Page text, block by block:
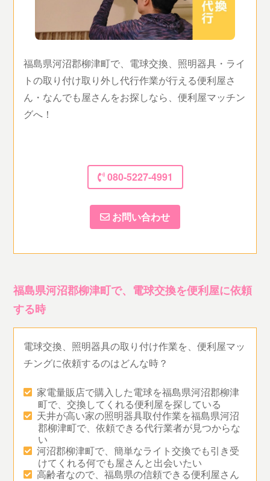
福島県河沼郡柳津町で、電球交換、照明器具・ライ
トの取り付け取り外し代行作業が行える便利屋さ
ん・なんでも屋さんをお探しなら、便利屋マッチン
グへ！
080-5227-4991
お問い合わせ
福島県河沼郡柳津町で、電球交換を便利屋に依頼
する時
電球交換、照明器具の取り付け作業を、便利屋マッ
チングに依頼するのはどんな時？
家電量販店で購入した電球を福島県河沼郡柳津
町で、交換してくれる便利屋を探している
天井が高い家の照明器具取付作業を福島県河沼
郡柳津町で、依頼できる代行業者が見つからな
い
河沼郡柳津町で、簡単なライト交換でも引き受
けてくれる何でも屋さんと出会いたい
高齢者なので、福島県の信頼できる便利屋さん